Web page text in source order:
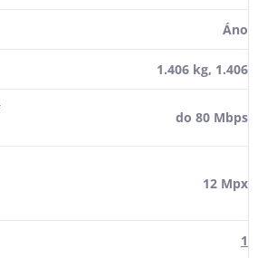
Áno
1.406 kg, 1.406
do 80 Mbps
12 Mpx
1